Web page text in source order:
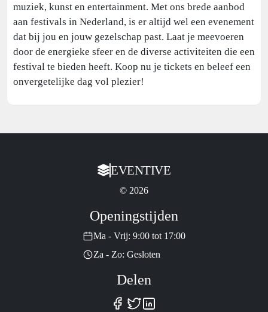
muziek, kunst en entertainment. Met ons brede aanbod
aan festivals in Nederland, is er altijd wel een evenement
dat bij jou en jouw gezelschap past. Laat je meevoeren
door de energieke sfeer en de diverse activiteiten die een
festival te bieden heeft. Koop nu je tickets en beleef een
onvergetelijke dag vol plezier!
EVENTIVE
© 2026
Openingstijden
Ma - Vrij: 9:00 tot 17:00
Za - Zo: Gesloten
Delen